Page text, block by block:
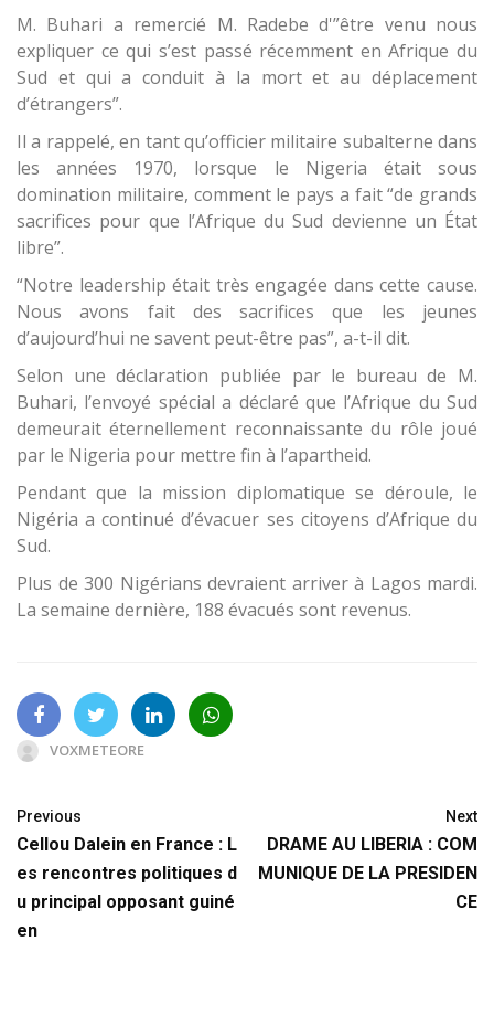
M. Buhari a remercié M. Radebe d'”être venu nous
expliquer ce qui s’est passé récemment en Afrique du
Sud et qui a conduit à la mort et au déplacement
d’étrangers”.
Il a rappelé, en tant qu’officier militaire subalterne dans
les années 1970, lorsque le Nigeria était sous
domination militaire, comment le pays a fait “de grands
sacrifices pour que l’Afrique du Sud devienne un État
libre”.
“Notre leadership était très engagée dans cette cause.
Nous avons fait des sacrifices que les jeunes
d’aujourd’hui ne savent peut-être pas”, a-t-il dit.
Selon une déclaration publiée par le bureau de M.
Buhari, l’envoyé spécial a déclaré que l’Afrique du Sud
demeurait éternellement reconnaissante du rôle joué
par le Nigeria pour mettre fin à l’apartheid.
Pendant que la mission diplomatique se déroule, le
Nigéria a continué d’évacuer ses citoyens d’Afrique du
Sud.
Plus de 300 Nigérians devraient arriver à Lagos mardi.
La semaine dernière, 188 évacués sont revenus.
VOXMETEORE
Previous
Cellou Dalein en France : L
es rencontres politiques d
u principal opposant guiné
en
Next
DRAME AU LIBERIA : COM
MUNIQUE DE LA PRESIDEN
CE